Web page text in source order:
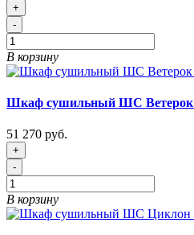
+
-
В корзину
Шкаф сушильный ШС Ветерок
51 270 руб.
+
-
В корзину